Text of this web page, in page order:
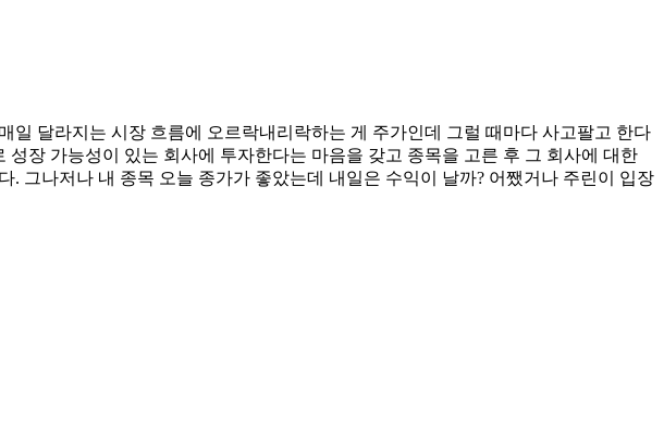
달라지는 시장 흐름에 오르락내리락하는 게 주가인데 그럴 때마다 사고팔고 한다
장 가능성이 있는 회사에 투자한다는 마음을 갖고 종목을 고른 후 그 회사에 대한
그나저나 내 종목 오늘 종가가 좋았는데 내일은 수익이 날까? 어쨌거나 주린이 입장